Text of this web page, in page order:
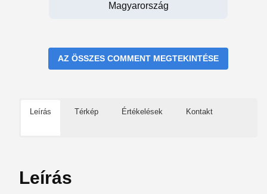
Magyarország
AZ ÖSSZES COMMENT MEGTEKINTÉSE
Leírás Térkép Értékelések Kontakt
Leírás